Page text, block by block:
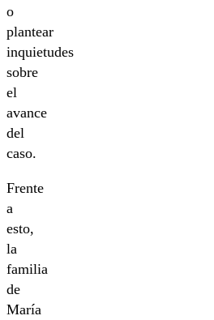
o
plantear
inquietudes
sobre
el
avance
del
caso.
Frente
a
esto,
la
familia
de
María